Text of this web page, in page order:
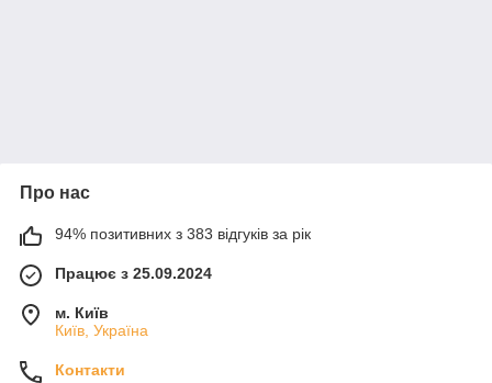
Про нас
94% позитивних з 383 відгуків за рік
Працює з 25.09.2024
м. Київ
Київ, Україна
Контакти